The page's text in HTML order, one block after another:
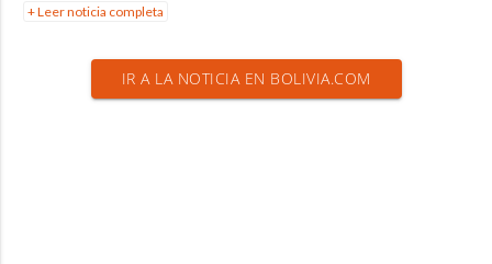
+ Leer noticia completa
IR A LA NOTICIA EN BOLIVIA.COM